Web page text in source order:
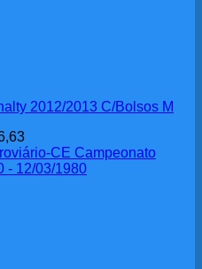
2012/2013 C/Bolsos M